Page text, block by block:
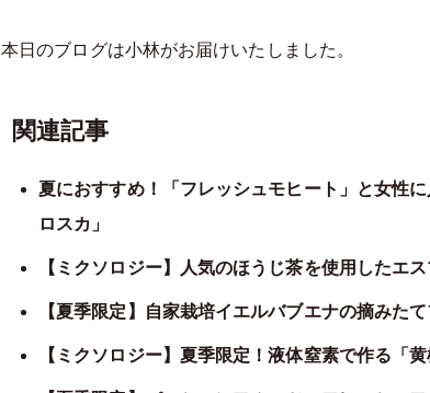
本日のブログは小林がお届けいたしました。
関連記事
夏におすすめ！「フレッシュモヒート」と女性
ロスカ」
【ミクソロジー】人気のほうじ茶を使用したエ
【夏季限定】自家栽培イエルバブエナの摘みた
【ミクソロジー】夏季限定！液体窒素で作る「